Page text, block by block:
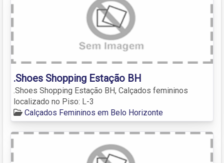
.Shoes Shopping Estação BH
.Shoes Shopping Estação BH, Calçados femininos
localizado no Piso: L-3
Calçados Femininos em Belo Horizonte